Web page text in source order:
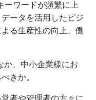
ーワードが頻繁に上
ータを活用したビジ
る生産性の向上、働
、中小企業様にお
きか。
者や管理者の方々に